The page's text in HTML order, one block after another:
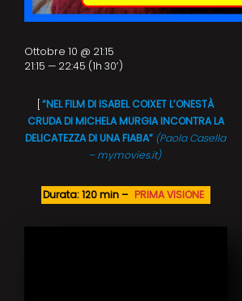
“NEL FILM DI ISABEL COIXET L’ONESTÀ
CRUDA DI MICHELA MURGIA INCONTRA LA
DELICATEZZA DI UNA FIABA” (Paola Casella
– mymovies.it)
Durata: 120 min – PRIMA VISIONE
Ottobre 10 @ 21:15
21:15 — 22:45 (1h 30′)